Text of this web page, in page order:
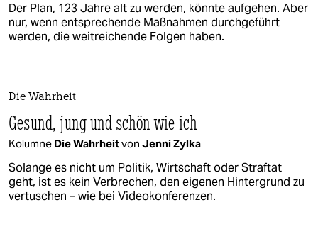
Der Plan, 123 Jahre alt zu werden, könnte aufgehen. Aber
nur, wenn entsprechende Maßnahmen durchgeführt
werden, die weitreichende Folgen haben.
Die Wahrheit
Gesund, jung und schön wie ich
Kolumne Die Wahrheitvon Jenni Zylka
Solange es nicht um Politik, Wirtschaft oder Straftat
geht, ist es kein Verbrechen, den eigenen Hintergrund zu
vertuschen – wie bei Videokonferenzen.